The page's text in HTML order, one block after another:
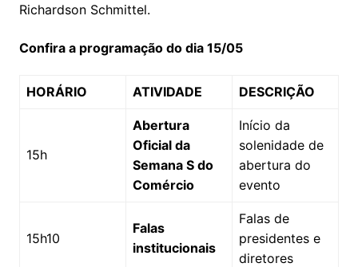
Richardson Schmittel.
Confira a programação do dia 15/05
HORÁRIO ATIVIDADE DESCRIÇÃO
15h
Abertura
Oficial da
Semana S do
Comércio
Início da
solenidade de
abertura do
evento
15h10
Falas
institucionais
Falas de
presidentes e
diretores